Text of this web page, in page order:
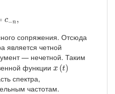
c−n,
c−
сопряжения. Отсюда
является четной
— нечетной. Таким
функции x (t)
x(t)
спектра,
частотам.